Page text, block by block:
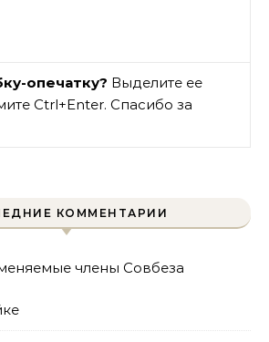
опечатку? Выделите ее
Ctrl+Enter. Спасибо за
КОММЕНТАРИИ
члены Совбеза